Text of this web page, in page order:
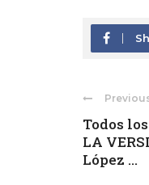
Todos
LA
López ...